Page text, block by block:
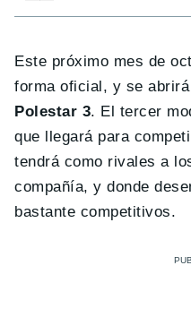
Este próximo mes de
forma oficial, y se
Polestar 3. El tercer
que llegará para
tendrá como rivales a
compañía, y donde
bastante competitivos.